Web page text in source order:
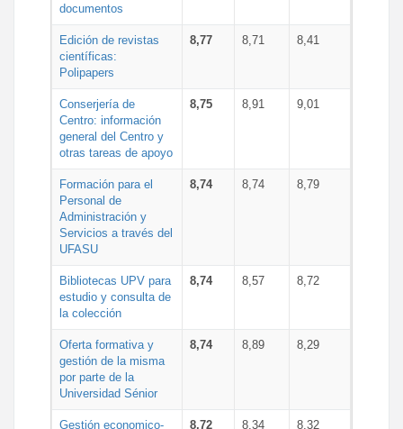
documentos
Edición de revistas
científicas:
Polipapers
8,77 8,71 8,41
Conserjería de
Centro: información
general del Centro y
otras tareas de apoyo
8,75 8,91 9,01
Formación para el
Personal de
Administración y
Servicios a través del
UFASU
8,74 8,74 8,79
Bibliotecas UPV para
estudio y consulta de
la colección
8,74 8,57 8,72
Oferta formativa y
gestión de la misma
por parte de la
Universidad Sénior
8,74 8,89 8,29
Gestión economico- 8,72 8,34 8,32